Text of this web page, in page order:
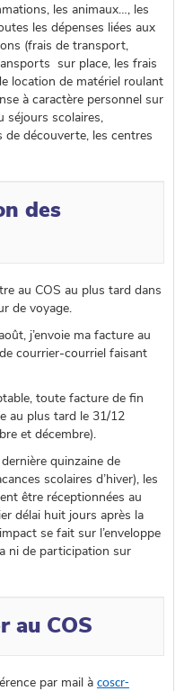
les animaux…, les
les dépenses liées aux
(frais de transport,
sur place, les frais
location de matériel roulant
à caractère personnel sur
séjours scolaires,
de découverte, les centres
des
au COS au plus tard dans
de voyage.
j’envoie ma facture au
courrier-courriel faisant
toute facture de fin
au plus tard le 31/12
et décembre).
quinzaine de
scolaires d’hiver), les
être réceptionnées au
délai huit jours après la
se fait sur l’enveloppe
ni de participation sur
au COS
par mail à coscr-